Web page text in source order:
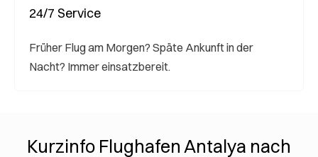
24/7 Service
Früher Flug am Morgen? Späte Ankunft in der
Nacht? Immer einsatzbereit.
Kurzinfo Flughafen Antalya nach